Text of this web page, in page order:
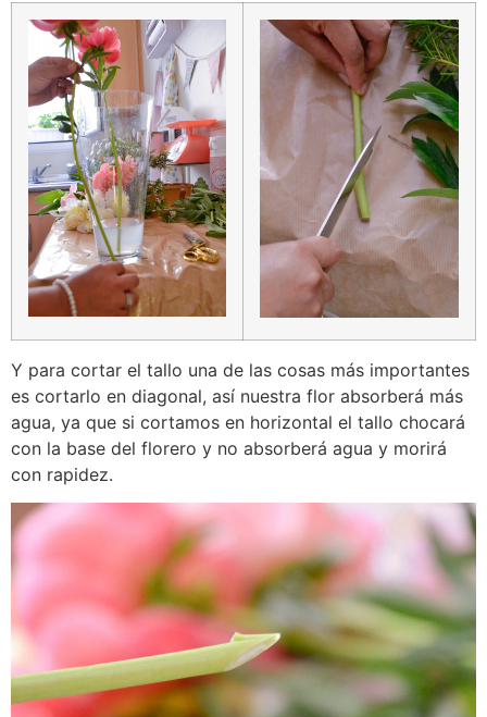
Y para cortar el tallo una de las cosas más importantes
es cortarlo en diagonal, así nuestra flor absorberá más
agua, ya que si cortamos en horizontal el tallo chocará
con la base del florero y no absorberá agua y morirá
con rapidez.